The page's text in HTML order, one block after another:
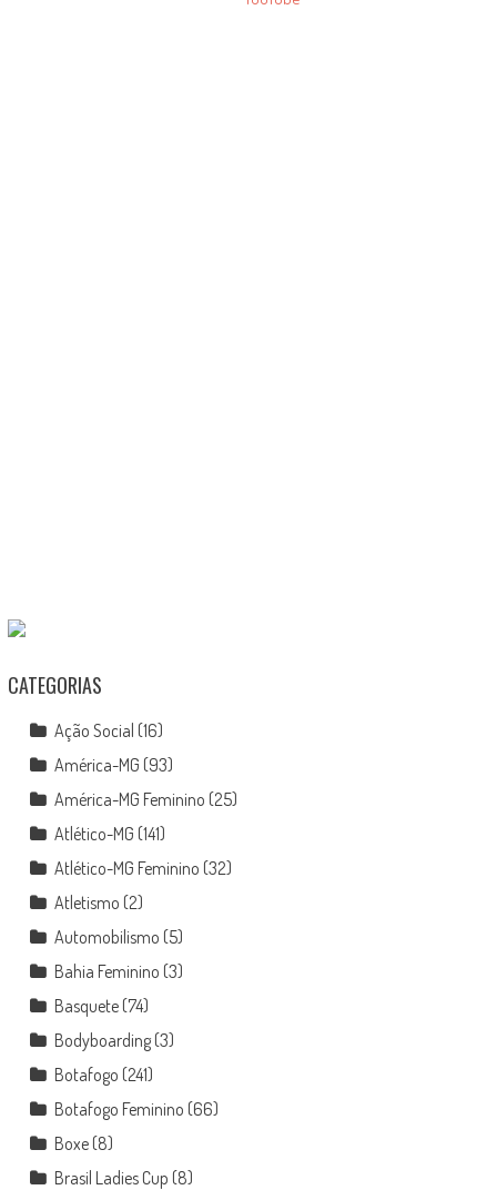
CATEGORIAS
Ação Social (16)
América-MG (93)
América-MG Feminino (25)
Atlético-MG (141)
Atlético-MG Feminino (32)
Atletismo (2)
Automobilismo (5)
Bahia Feminino (3)
Basquete(74)
Bodyboarding(3)
Botafogo (241)
Botafogo Feminino (66)
Boxe(8)
Brasil Ladies Cup (8)